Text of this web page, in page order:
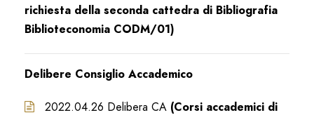
richiesta della seconda cattedra di Bibliografia
Biblioteconomia CODM/01)
Delibere Consiglio Accademico
2022.04.26 Delibera CA (Corsi accademici di